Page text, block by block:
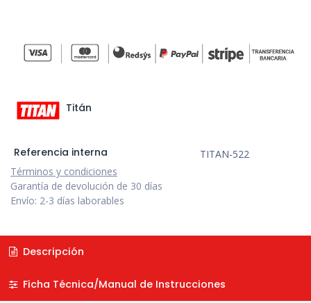
Titán
Referencia interna
TITAN-522
Términos y condiciones
Garantía de devolución de 30 días
Envío: 2-3 días laborables
Descripción
Ficha Técnica/Manual de Instrucciones